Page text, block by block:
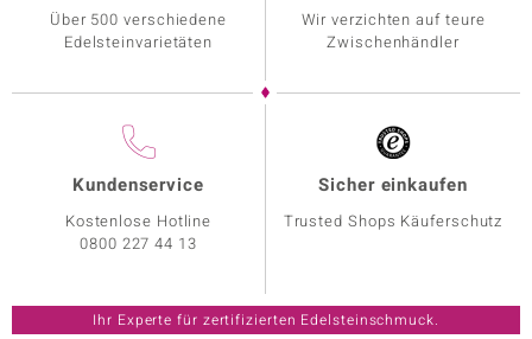
Über 500 verschiedene
Edelsteinvarietäten
Wir verzichten auf teure
Zwischenhändler
Kundenservice
Kostenlose Hotline
0800 227 44 13
Sicher einkaufen
Trusted Shops Käuferschutz
Ihr Experte für zertifizierten Edelsteinschmuck.